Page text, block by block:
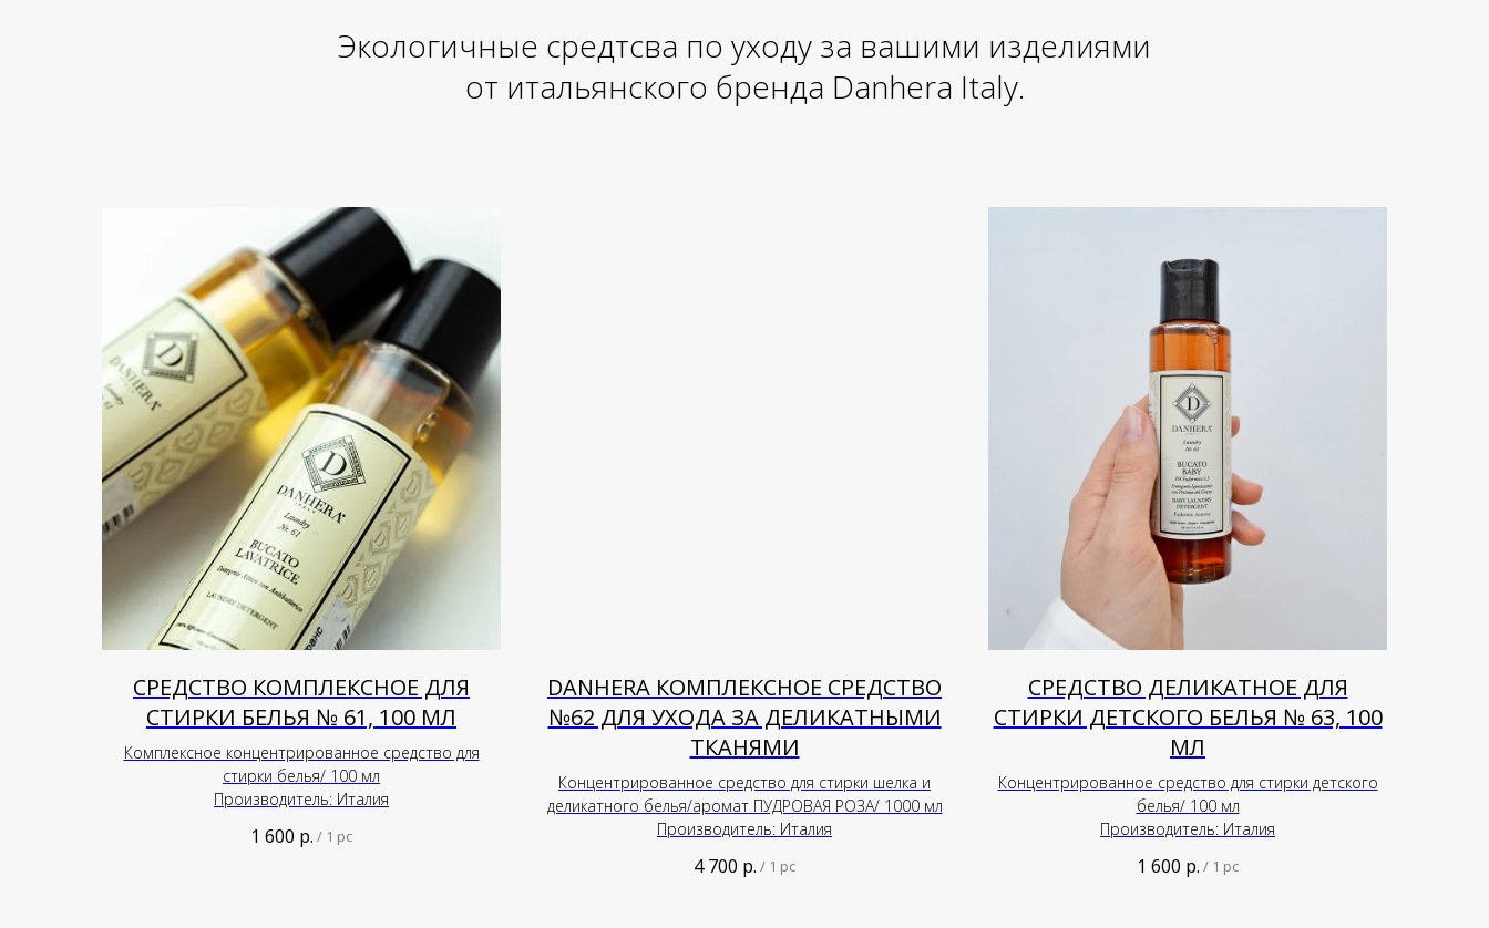
Экологичные средтсва по уходу за вашими изделиями
от итальянского бренда Danhera Italy.
СРЕДСТВО КОМПЛЕКСНОЕ ДЛЯ
СТИРКИ БЕЛЬЯ № 61, 100 МЛ
Комплексное концентрированное средство для
стирки белья/ 100 мл
Производитель: Италия
1 600 р. / 1 pc
DANHERA КОМПЛЕКСНОЕ СРЕДСТВО
№62 ДЛЯ УХОДА ЗА ДЕЛИКАТНЫМИ
ТКАНЯМИ
Концентрированное средство для стирки шелка и
деликатного белья/аромат ПУДРОВАЯ РОЗА/ 1000 мл
Производитель: Италия
4 700 р. / 1 pc
СРЕДСТВО ДЕЛИКАТНОЕ ДЛЯ
СТИРКИ ДЕТСКОГО БЕЛЬЯ № 63, 100
МЛ
Концентрированное средство для стирки детского
белья/ 100 мл
Производитель: Италия
1 600 р. / 1 pc